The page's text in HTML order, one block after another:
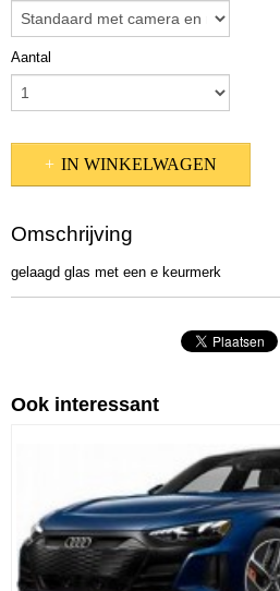
Aantal
IN WINKELWAGEN
Omschrijving
gelaagd glas met een e keurmerk
Ook interessant